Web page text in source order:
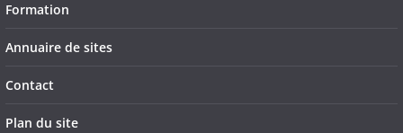
Formation
Annuaire de sites
Contact
Plan du site